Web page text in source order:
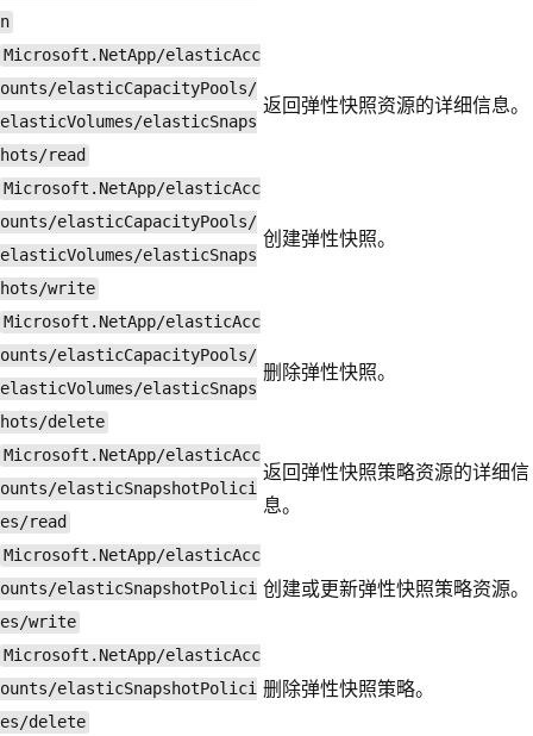
n
Microsoft.NetApp/elasticAcc
ounts/elasticCapacityPools/
elasticVolumes/elasticSnaps
hots/read
返回弹性快照资源的详细信息。
Microsoft.NetApp/elasticAcc
ounts/elasticCapacityPools/
elasticVolumes/elasticSnaps
hots/write
创建弹性快照。
Microsoft.NetApp/elasticAcc
ounts/elasticCapacityPools/
elasticVolumes/elasticSnaps
hots/delete
删除弹性快照。
Microsoft.NetApp/elasticAcc
ounts/elasticSnapshotPolici
es/read
返回弹性快照策略资源的详细信
息。
Microsoft.NetApp/elasticAcc
ounts/elasticSnapshotPolici
es/write
创建或更新弹性快照策略资源。
Microsoft.NetApp/elasticAcc
ounts/elasticSnapshotPolici
es/delete
删除弹性快照策略。